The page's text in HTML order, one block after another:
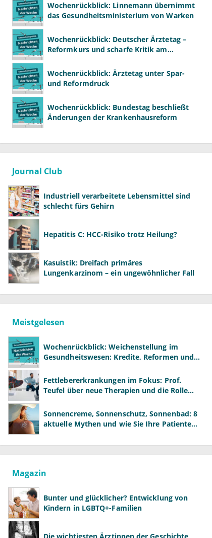
Wochenrückblick: Linnemann übernimmt
das Gesundheitsministerium von Warken
Wochenrückblick: Deutscher Ärztetag –
Reformkurs und scharfe Kritik am
Wochenrückblick: Ärztetag unter Spar-
und Reformdruck
Wochenrückblick: Bundestag beschließt
Änderungen der Krankenhausreform
Journal Club
Industriell verarbeitete Lebensmittel sind
schlecht fürs Gehirn
Hepatitis C: HCC-Risiko trotz Heilung?
Kasuistik: Dreifach primäres
Lungenkarzinom – ein ungewöhnlicher Fall
Meistgelesen
Wochenrückblick: Weichenstellung im
Gesundheitswesen: Kredite, Reformen und
Fettlebererkrankungen im Fokus: Prof.
Teufel über neue Therapien und die Rolle
Sonnencreme, Sonnenschutz, Sonnenbad: 8
aktuelle Mythen und wie Sie Ihre Patienten
Magazin
Bunter und glücklicher? Entwicklung von
Kindern in LGBTQ+-Familien